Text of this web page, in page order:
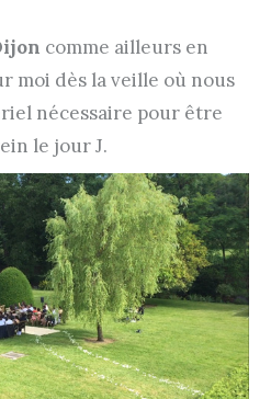
comme ailleurs en
moi dès la veille où nous
nécessaire pour être
le jour J.